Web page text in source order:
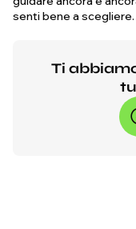
senti bene a scegliere.
Ti